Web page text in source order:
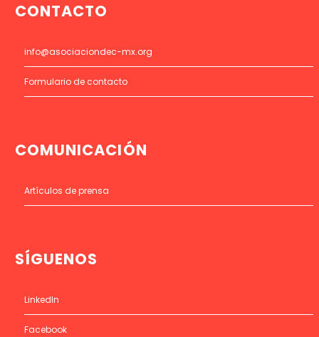
CONTACTO
info@asociaciondec-mx.org
Formulario de contacto
COMUNICACIÓN
Artículos de prensa
SÍGUENOS
LinkedIn
Facebook